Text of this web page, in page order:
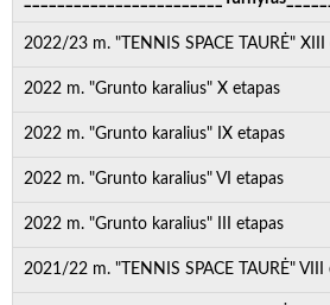
2022/23 m. "TENNIS SPACE TAURĖ" XIII
2022 m. "Grunto karalius" X etapas
2022 m. "Grunto karalius" IX etapas
2022 m. "Grunto karalius" VI etapas
2022 m. "Grunto karalius" III etapas
2021/22 m. "TENNIS SPACE TAURĖ" VIII